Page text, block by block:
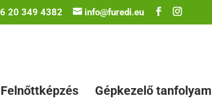
20 349 4382 info@furedi.eu
Felnőttképzés Gépkezelő tanfolyam